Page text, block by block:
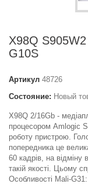
X98Q
G10S
Артикул 48726
Состояние: Новый
X98Q 2/16Gb -
процесором Amlogic
роботу пристрою.
попередника це
60 кадрів, на відміну
такій якості. Цьому
Особливості Mali-